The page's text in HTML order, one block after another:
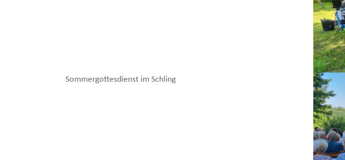
Sommergottesdienst im Schling